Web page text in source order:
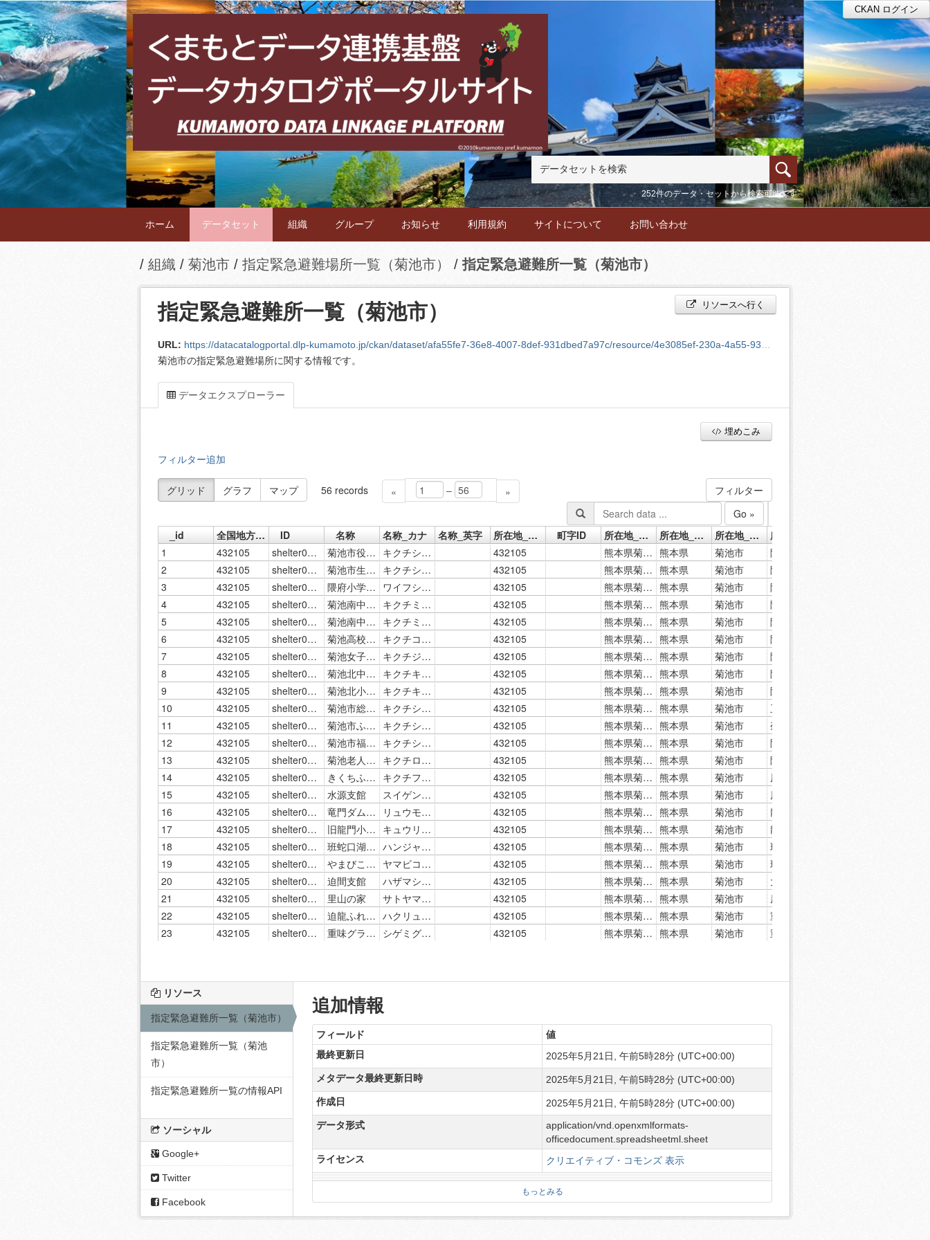
CKAN ログイン
252件のデータ・セットから検索可能です
ホーム データセット 組織 グループ お知らせ 利用規約 サイトについて お問い合わせ
組織 菊池市 指定緊急避難場所一覧（菊池市） 指定緊急避難所一覧（菊池市）
リソースへ行く
指定緊急避難所一覧（菊池市）
URL: https://datacatalogportal.dlp-kumamoto.jp/ckan/dataset/afa55fe7-36e8-4007-8def-931dbed7a97c/resource/4e3085ef-230a-4a55-9347-6e2b8e63de99/download/_.xlsx
菊池市の指定緊急避難場所に関する情報です。
データエクスプローラー
埋めこみ
フィルター追加
追加情報
フィールド
値
最終更新日
2025年5月21日, 午前5時28分 (UTC+00:00)
メタデータ最終更新日時
2025年5月21日, 午前5時28分 (UTC+00:00)
作成日
2025年5月21日, 午前5時28分 (UTC+00:00)
データ形式
application/vnd.openxmlformats-
officedocument.spreadsheetml.sheet
ライセンス
クリエイティブ・コモンズ 表示
もっとみる
リソース
指定緊急避難所一覧（菊池市）
指定緊急避難所一覧（菊池
市）
指定緊急避難所一覧の情報API
ソーシャル
Google+
Twitter
Facebook